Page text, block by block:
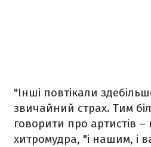
"Інші повтікали
звичайний страх. Тим
говорити про артистів –
хитромудра, "і нашим, і